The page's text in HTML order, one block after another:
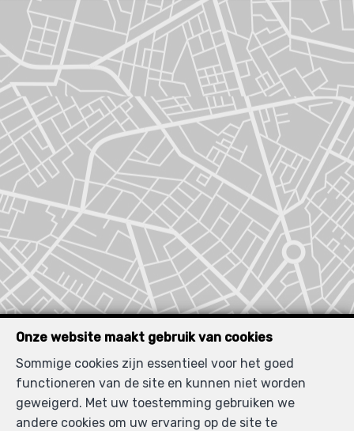
Onze website maakt gebruik van cookies
Sommige cookies zijn essentieel voor het goed
functioneren van de site en kunnen niet worden
geweigerd. Met uw toestemming gebruiken we
andere cookies om uw ervaring op de site te